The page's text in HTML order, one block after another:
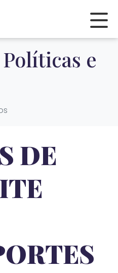
Políticas e
DE